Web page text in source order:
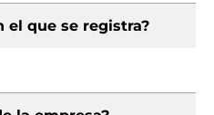
el que se registra?